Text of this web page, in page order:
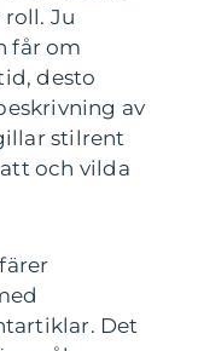
Ju
får om
desto
av
stilrent
och vilda
Det